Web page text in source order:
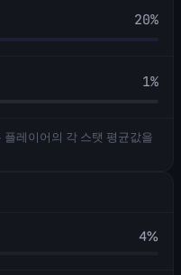
20%
1%
레이어의 각 스탯 평균값을
4%